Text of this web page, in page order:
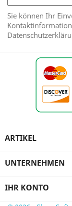
Sie können Ihr
ARTIKEL
UNTERNEHMEN
IHR KONTO